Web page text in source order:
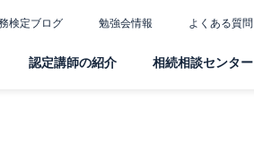
検定ブログ 勉強会情報 よくある質問
認定講師の紹介 相続相談センター